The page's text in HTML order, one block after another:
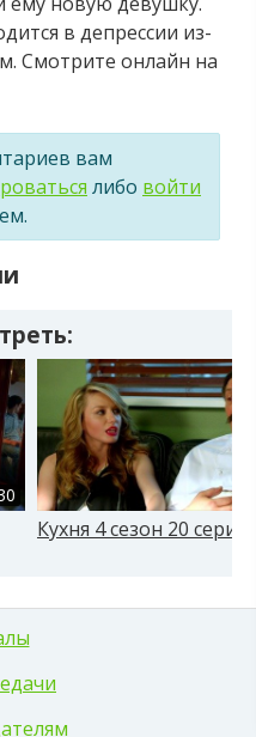
в депрессии из-
Смотрите онлайн на
вам
либо войти
Кухня 4 сезон 20 серия